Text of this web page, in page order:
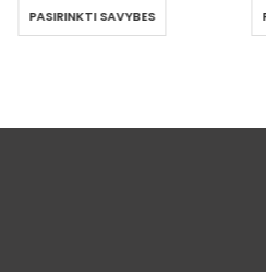
PASIRINKTI SAVYBES